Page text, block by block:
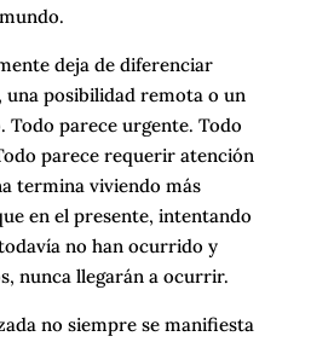
deja de diferenciar
posibilidad remota o un
Todo parece urgente. Todo
parece requerir atención
termina viviendo más
en el presente, intentando
no han ocurrido y
nunca llegarán a ocurrir.
no siempre se manifiesta